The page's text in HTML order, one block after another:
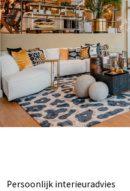
Persoonlijk interieuradvies